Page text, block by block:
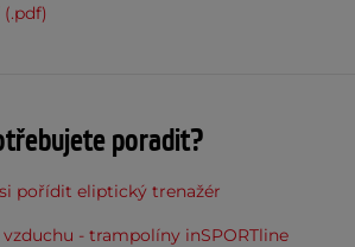
poradit?
pořídit eliptický trenažér
vzduchu - trampolíny inSPORTline